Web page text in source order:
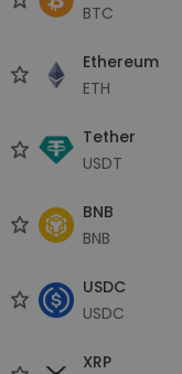
BTC
Ethereum
ETH
Tether
USDT
BNB
BNB
USDC
USDC
XRP